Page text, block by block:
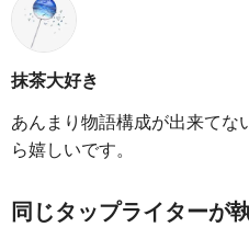
抹茶大好き
あんまり物語構成が出来てな
ら嬉しいです。
同じタップライターが